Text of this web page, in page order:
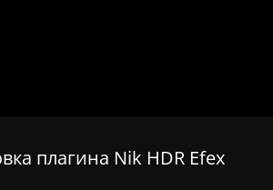
плагина Nik HDR Efex